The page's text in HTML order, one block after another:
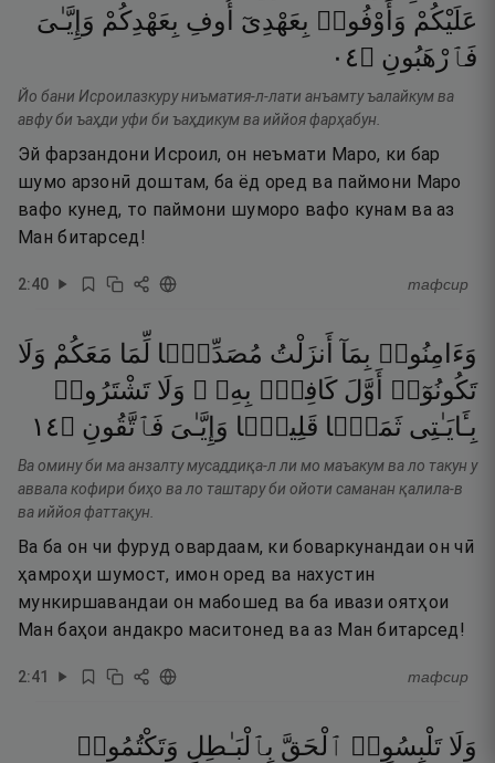
عَلَيْكُمْ وَأَوْفُوا۟ بِعَهْدِىٓ أُوفِ بِعَهْدِكُمْ وَإِيَّـٰىَ
فَٱرْهَبُونِ ۝٤٠
Йо бани Исроилазкуру ниъматия-л-лати анъамту ъалайкум ва
авфу би ъаҳди уфи би ъаҳдикум ва иййоя фарҳабун.
Эй фарзандони Исроил, он неъмати Маро, ки бар
шумо арзонӣ доштам, ба ёд оред ва паймони Маро
вафо кунед, то паймони шуморо вафо кунам ва аз
Ман битарсед!
2:40 тафсир
وَءَامِنُوا۟ بِمَآ أَنزَلْتُ مُصَدِّقًۭا لِّمَا مَعَكُمْ وَلَا
تَكُونُوٓا۟
أَوَّلَ كَافِرٍۭ بِهِۦ ۖ وَلَا تَشْتَرُوا۟
بِـَٔايَـٰتِى ثَمَنًۭا قَلِيلًۭا وَإِيَّـٰىَ فَٱتَّقُونِ ۝٤١
Ва омину би ма анзалту мусаддиқа-л ли мо маъакум ва ло такун у
аввала кофири биҳо ва ло таштару би ойоти саманан қалила-в
ва иййоя фаттақун.
Ва ба он чи фуруд овардаам, ки боваркунандаи он чӣ
ҳамроҳи шумост, имон оред ва нахустин
мункиршавандаи он мабошед ва ба ивази оятҳои
Ман баҳои андакро маситонед ва аз Ман битарсед!
2:41 тафсир
وَلَا تَلْبِسُوا۟ ٱلْحَقَّ بِٱلْبَـٰطِلِ وَتَكْتُمُوا۟